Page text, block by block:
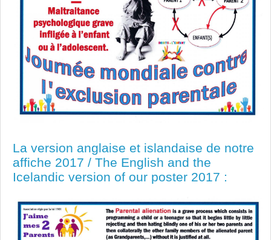
La version anglaise et islandaise de notre
affiche 2017 / The English and the
Icelandic version of our poster 2017 :